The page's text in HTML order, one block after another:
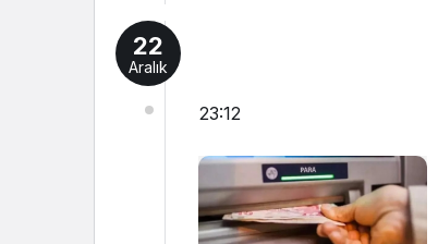
22
Aralık
23:12